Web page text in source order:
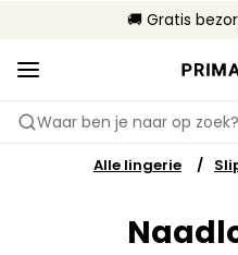
🚚 Gratis
🌍 Verkocht in 305
📦 Gratis
Waar ben je naar op zoek?
Alle lingerie